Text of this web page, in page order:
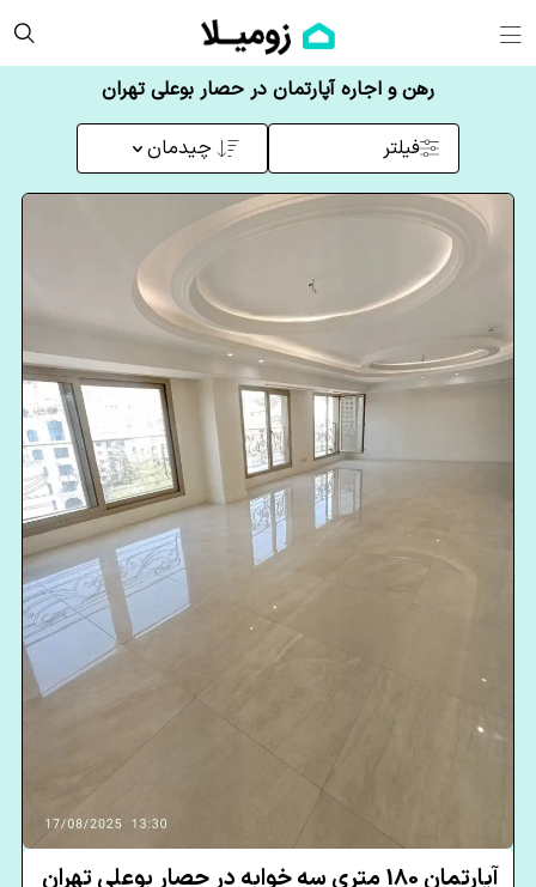
رهن و اجاره آپارتمان در حصار بوعلی تهران
فیلتر چیدمان
آپارتمان 180 متری سه خوابه در حصار بوعلی تهران